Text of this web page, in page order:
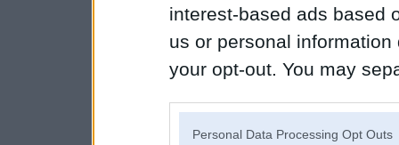
interest-based ads based
us or personal
your opt-out. You may
Personal Data Processing Opt Outs